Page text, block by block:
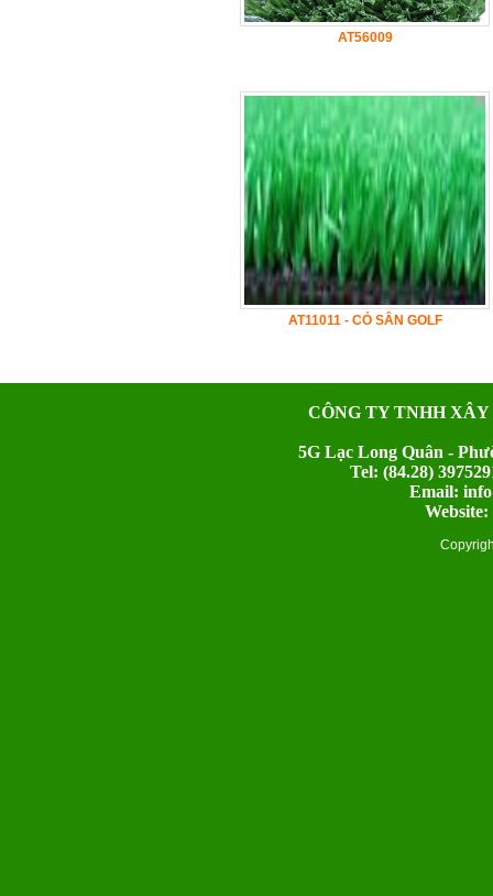
AT56009
AT11011 - CỎ SÂN GOLF
CÔNG TY TNHH
5G Lạc Long Quân -
Tel: (84.28)
Email: